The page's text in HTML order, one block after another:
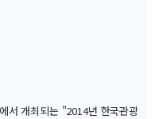
서 개최되는 "2014년 한국관광